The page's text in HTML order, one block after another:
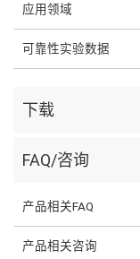
应用领域
可靠性实验数据
下载
FAQ/咨询
产品相关FAQ
产品相关咨询